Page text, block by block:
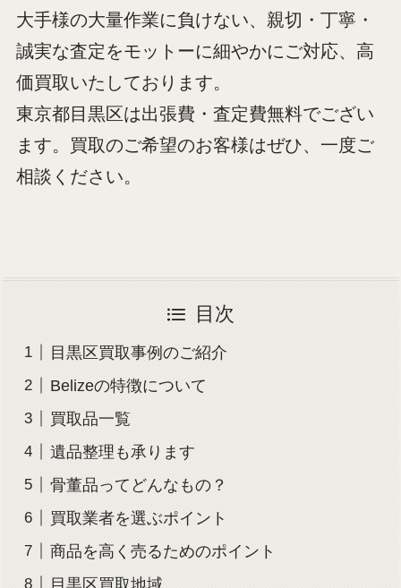
大手様の大量作業に負けない、親切・丁寧・
誠実な査定をモットーに細やかにご対応、高
価買取いたしております。
東京都目黒区は出張費・査定費無料でござい
ます。買取のご希望のお客様はぜひ、一度ご
相談ください。
目次
目黒区買取事例のご紹介
Belizeの特徴について
買取品一覧
遺品整理も承ります
骨董品ってどんなもの？
買取業者を選ぶポイント
商品を高く売るためのポイント
目黒区買取地域